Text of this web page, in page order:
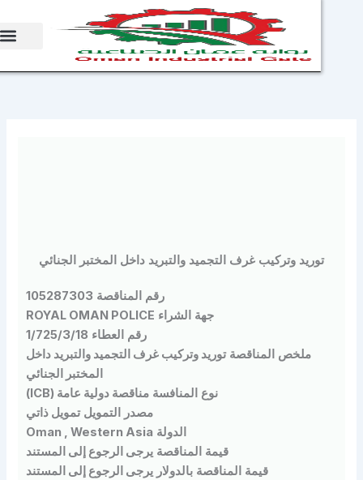
وتركيب غرف التجميد والتبريد داخل المختبر الجنائي
رقم المناقصة105287303
جهة الشراءROYAL OMAN POLICE
رقم العطاء1/725/3/18
ملخص المناقصةتوريد وتركيب غرف التجميد والتبريد داخل
المختبر الجنائي
نوع المنافسةمناقصة دولية عامة (ICB)
مصدر التمويل
تمويل ذاتي
Oman , Western Asia
قيمة المناقصةيرجى الرجوع إلى المستند
قيمة المناقصة بالدولار يرجى الرجوع إلى المستند